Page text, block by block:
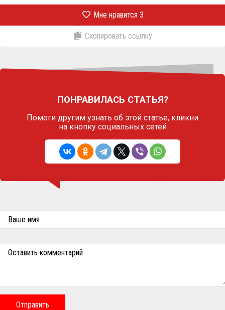
Мне нравится 3
Скопировать ссылку
ПОНРАВИЛАСЬ СТАТЬЯ?
Помоги другим узнать об этой статье, кликни
на кнопку социальных сетей
Ваше имя
Оставить комментарий
Отправить